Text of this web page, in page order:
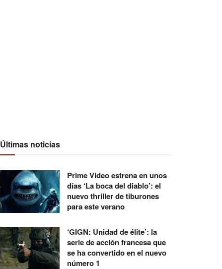
Últimas noticias
Prime Video estrena en unos
días ‘La boca del diablo’: el
nuevo thriller de tiburones
para este verano
‘GIGN: Unidad de élite’: la
serie de acción francesa que
se ha convertido en el nuevo
número 1